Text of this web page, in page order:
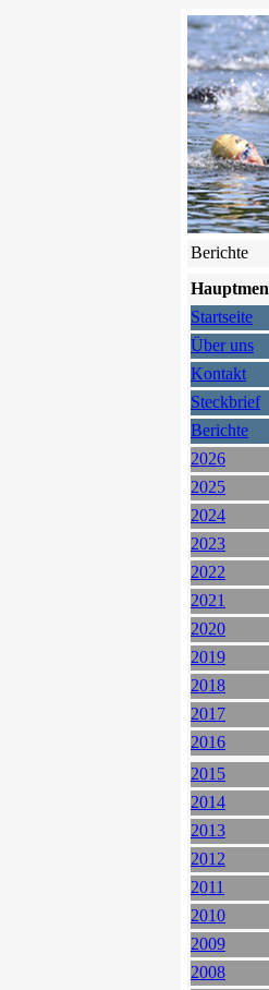
Berichte
Startseite
Über uns
Kontakt
Steckbrief
Berichte
2026
2025
2024
2023
2022
2021
2020
2019
2018
2017
2016
2015
2014
2013
2012
2011
2010
2009
2008